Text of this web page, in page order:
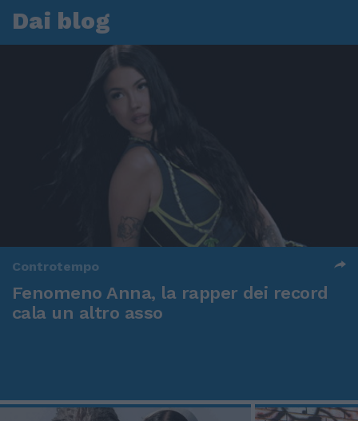
Dai blog
Controtempo
Fenomeno Anna, la rapper dei record
cala un altro asso